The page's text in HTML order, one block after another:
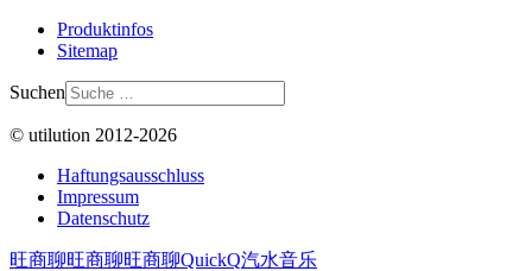
Produktinfos
Sitemap
Suchen
© utilution 2012-2026
Haftungsausschluss
Impressum
Datenschutz
旺商聊旺商聊旺商聊QuickQ汽水音乐